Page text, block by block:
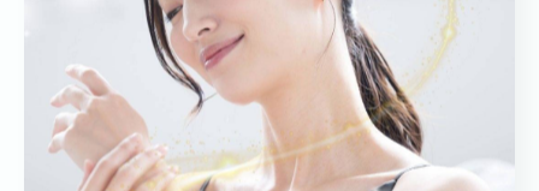
敏感肌でも安心できる脱毛施術の工夫
敏感肌の方が安心して脱毛を受けられるよう、施術前に
丁寧な肌状態のカウンセリングを実施しています。さら
に、LED脱毛は低温光を使用し、肌への負担を軽減する